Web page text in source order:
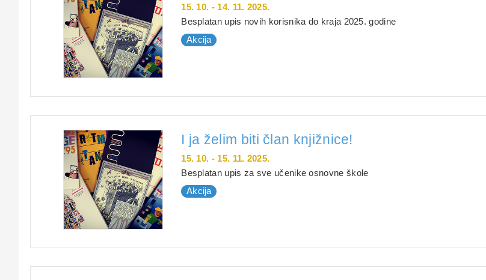
15. 10. - 14. 11. 2025.
Besplatan upis novih korisnika do kraja 2025. godine
Akcija
I ja želim biti član knjižnice!
15. 10. - 15. 11. 2025.
Besplatan upis za sve učenike osnovne škole
Akcija